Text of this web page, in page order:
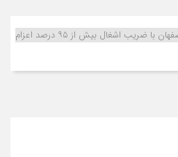
مديركل راه آهن جنوب شرق خبر داد؛ششمين رام قطار مسافري زاهدان – اصفهان با ضريب اشغال بيش از ۹۵ درصد اعزام